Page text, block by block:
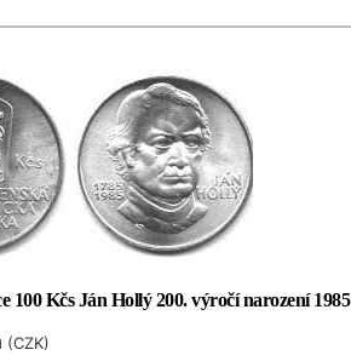
100 Kčs Ján Hollý 200. výročí narození 1985
(CZK)